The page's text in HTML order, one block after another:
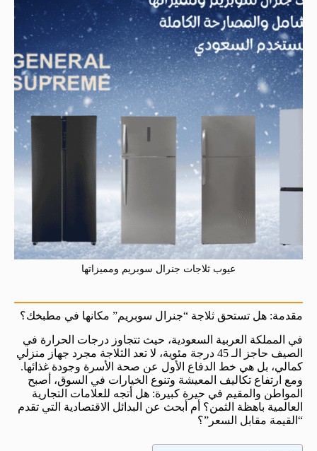
عيوب ثلاجات جنرال سوبريم ومميزاتها
مقدمة: هل تستحق ثلاجة “جنرال سوبريم” مكانها في مطبخك؟
في المملكة العربية السعودية، حيث تتجاوز درجات الحرارة في
الصيف حاجز الـ 45 درجة مئوية، لا تعد الثلاجة مجرد جهاز منزلي
كمالي، بل هي خط الدفاع الأول عن صحة الأسرة وجودة غذائها.
ومع ارتفاع تكاليف المعيشة وتنوع الخيارات في السوق، أصبح
المواطن والمقيم في حيرة كبيرة: هل أتجه للعلامات التجارية
العالمية باهظة الثمن؟ أم أبحث عن البدائل الاقتصادية التي تقدم
“القيمة مقابل السعر”؟